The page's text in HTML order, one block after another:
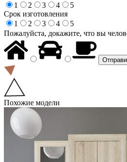
1
2 3 4
5
Срок изготовления
1
2 3 4
5
Пожалуйста, докажите, что вы
Похожие модели